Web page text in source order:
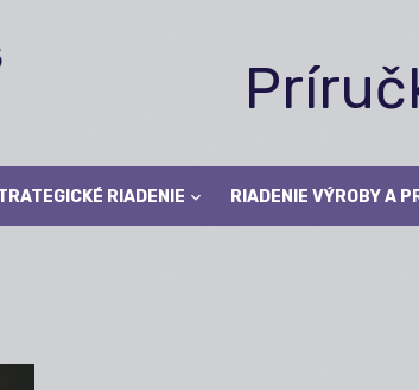
RIADENIE RIADENIE VÝROBY A